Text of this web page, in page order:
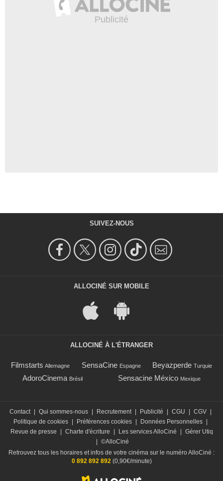
SUIVEZ-NOUS
ALLOCINÉ SUR MOBILE
ALLOCINÉ À L'ÉTRANGER
Filmstarts Allemagne SensaCine Espagne Beyazperde Turquie
AdoroCinema Brésil Sensacine México Mexique
Contact Qui sommes-nous Recrutement Publicité CGU CGV
Politique de cookies
Préférences cookies Données Personnelles
Revue de presse
Charte d'écriture Les services AlloCiné
Gérer Utiq
©AlloCiné
Retrouvez tous les horaires et infos de votre cinéma sur le numéro AlloCiné :
0 892 892 892(0,90€/minute)